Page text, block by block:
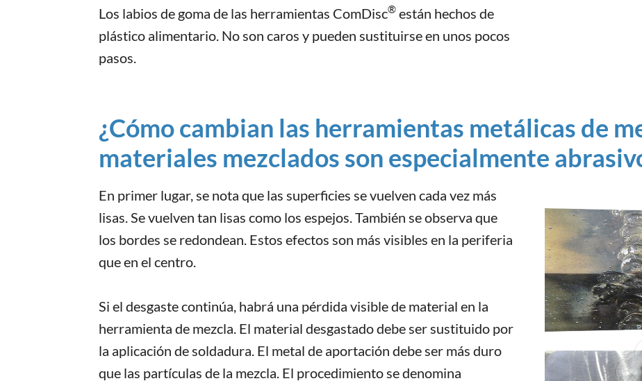
Los labios de goma de las herramientas ComDisc® están hechos de
plástico alimentario. No son caros y pueden sustituirse en unos pocos
pasos.
¿Cómo cambian las herramientas metálicas de
materiales mezclados son especialmente
En primer lugar, se nota que las superficies se vuelven cada vez más
lisas. Se vuelven tan lisas como los espejos. También se observa que
los bordes se redondean. Estos efectos son más visibles en la periferia
que en el centro.
Si el desgaste continúa, habrá una pérdida visible de material en la
herramienta de mezcla. El material desgastado debe ser sustituido por
la aplicación de soldadura. El metal de aportación debe ser más duro
que las partículas de la mezcla. El procedimiento se denomina